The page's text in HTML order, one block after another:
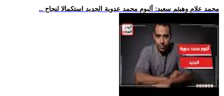
.. محمد علام وهيثم سعيد: ألبوم محمد عدوية الجديد استكمالا لنجاح